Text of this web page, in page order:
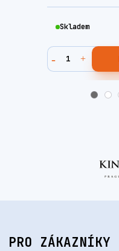
Skladem
PRO ZÁKAZNÍKY